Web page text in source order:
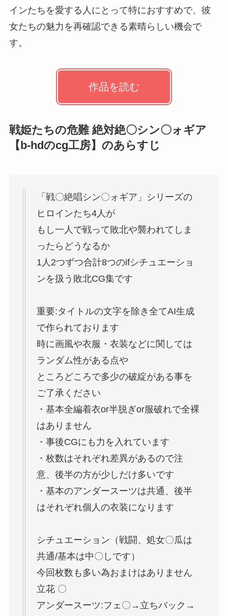
インたちを愛する人にとって特におすすめで、彼
女たちの魅力を再確認できる素晴らしい機会で
す。
作品を読む
戦姫たちの危難 絶対絶〇シン〇ォギア
【b-hdのcg工房】のあらすじ
「戦〇絶唱シン〇ォギア」シリーズの
ヒロインたち4人が
もし一人で戦って敗北や襲われてしま
ったらどうなるか
1人2つずつ合計8つのifシチュエーショ
ンを扱う敗北CG集です
重要:タイトルの文字を除き全てAI生成
で作られております
時に画風や衣服・衣装などに関しては
ランダム性がある点や
ところどころで多少の破綻がある事を
ご了承ください
・基本全編着衣or半脱ぎor服破れで全裸
はありません
・事後CGにも力を入れています
・枚数はそれぞれ差異があるので注
意、後半の方が少しだけ多いです
・基本のアンダースーツは共通、後半
はそれぞれ個人の衣装になります
シチュエーション（戦闘、処女〇瓜は
共通/基本は中〇しです）
今回枚数も多い為おまけはありません
立花 〇
アンダースーツ:フェ〇→立ちバック→